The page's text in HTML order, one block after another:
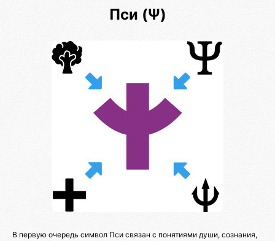
Пси (Ψ)
В первую очередь символ Пси связан с понятиями души, сознания,